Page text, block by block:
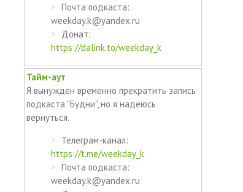
Почта подкаста:
weekday.k@yandex.ru
Донат:
https://dalink.to/weekday_k
Тайм-аут
Я вынужден временно прекратить запись
подкаста "Будни", но я надеюсь
вернуться.
Телеграм-канал:
https://t.me/weekday_k
Почта подкаста:
weekday.k@yandex.ru